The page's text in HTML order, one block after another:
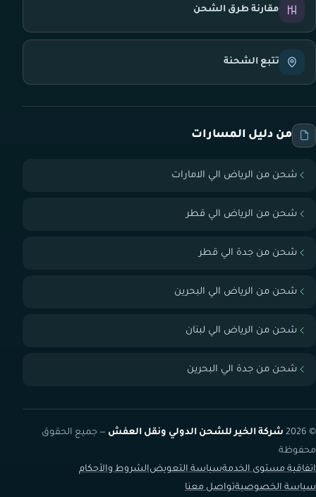
مقارنة طرق الشحن
تتبع الشحنة
من دليل المسارات
شحن من الرياض الي الامارات
شحن من الرياض الي قطر
شحن من جدة الي قطر
شحن من الرياض الي البحرين
شحن من الرياض الي لبنان
شحن من جدة الي البحرين
© 2026 شركة الخير للشحن الدولي ونقل العفش — جميع الحقوق
محفوظة
اتفاقية مستوى الخدمةسياسة التعويضالشروط والأحكام
سياسة الخصوصيةتواصل معنا